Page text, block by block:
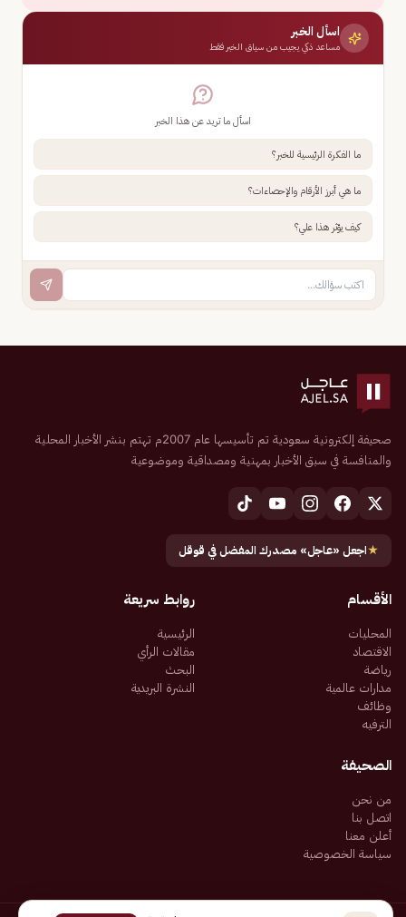
اسأل الخبر
مساعد ذكي يجيب من سياق الخبر فقط
اسأل ما تريد عن هذا الخبر
ما الفكرة الرئيسية للخبر؟
ما هي أبرز الأرقام والإحصاءات؟
كيف يؤثر هذا علي؟
صحيفة إلكترونية سعودية تم تأسيسها عام 2007م تهتم بنشر الأخبار المحلية
والمنافسة في سبق الأخبار بمهنية ومصداقية وموضوعية
★اجعل «عاجل» مصدرك المفضل في قوقل
الأقسام
المحليات
الاقتصاد
رياضة
مدارات عالمية
وظائف
الترفيه
روابط سريعة
الرئيسية
مقالات الرأي
البحث
النشرة البريدية
الصحيفة
من نحن
اتصل بنا
أعلن معنا
سياسة الخصوصية